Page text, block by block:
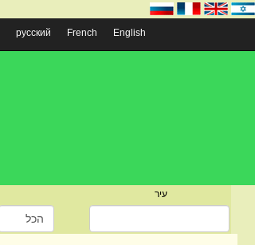
русский French English
עיר